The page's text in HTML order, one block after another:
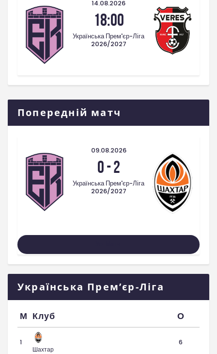
14.08.2026
18:00
Українська Прем'єр-Ліга
2026/2027
Попередній матч
09.08.2026
0-2
Українська Прем'єр-Ліга
2026/2027
Українська Прем’єр-Ліга
М Клуб О
1
Шахтар
6